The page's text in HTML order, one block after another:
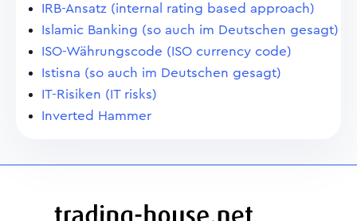
IRB-Ansatz (internal rating based approach)
Islamic Banking (so auch im Deutschen gesagt)
ISO-Währungscode (ISO currency code)
Istisna (so auch im Deutschen gesagt)
IT-Risiken (IT risks)
Inverted Hammer